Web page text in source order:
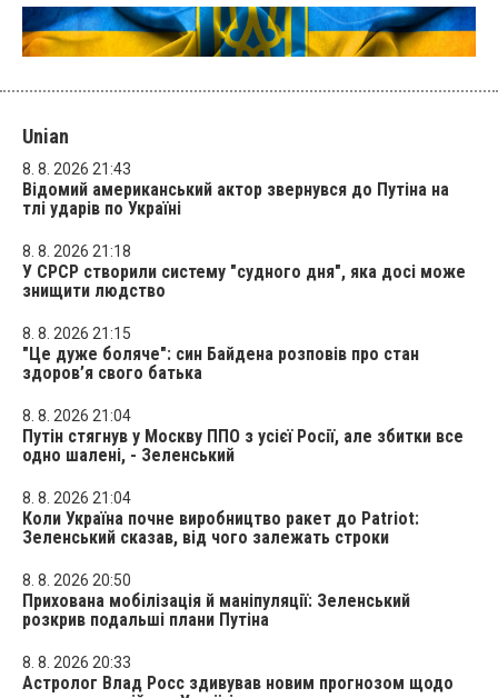
Unian
8. 8. 2026 21:43
Відомий американський актор звернувся до Путіна на
тлі ударів по Україні
8. 8. 2026 21:18
У СРСР створили систему "судного дня", яка досі може
знищити людство
8. 8. 2026 21:15
"Це дуже боляче": син Байдена розповів про стан
здоров’я свого батька
8. 8. 2026 21:04
Путін стягнув у Москву ППО з усієї Росії, але збитки все
одно шалені, - Зеленський
8. 8. 2026 21:04
Коли Україна почне виробництво ракет до Patriot:
Зеленський сказав, від чого залежать строки
8. 8. 2026 20:50
Прихована мобілізація й маніпуляції: Зеленський
розкрив подальші плани Путіна
8. 8. 2026 20:33
Астролог Влад Росс здивував новим прогнозом щодо